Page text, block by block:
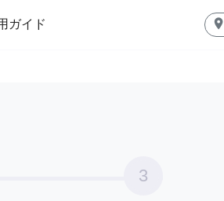
ガイド place
理
3